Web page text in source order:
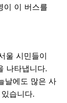
이 이 버스를
울 시민들이
나타냅니다.
날에도 많은 사
습니다.